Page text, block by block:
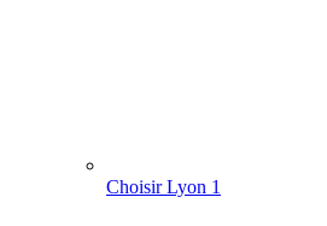
Choisir Lyon 1